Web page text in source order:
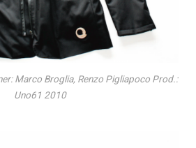
Marco Broglia, Renzo Pigliapoco Prod.:
Uno61 2010